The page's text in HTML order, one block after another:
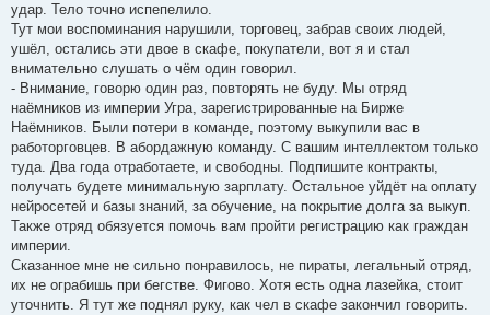
удар. Тело точно испепелило.
Тут мои воспоминания нарушили, торговец, забрав своих людей,
ушёл, остались эти двое в скафе, покупатели, вот я и стал
внимательно слушать о чём один говорил.
- Внимание, говорю один раз, повторять не буду. Мы отряд
наёмников из империи Угра, зарегистрированные на Бирже
Наёмников. Были потери в команде, поэтому выкупили вас в
работорговцев. В абордажную команду. С вашим интеллектом только
туда. Два года отработаете, и свободны. Подпишите контракты,
получать будете минимальную зарплату. Остальное уйдёт на оплату
нейросетей и базы знаний, за обучение, на покрытие долга за выкуп.
Также отряд обязуется помочь вам пройти регистрацию как граждан
империи.
Сказанное мне не сильно понравилось, не пираты, легальный отряд,
их не ограбишь при бегстве. Фигово. Хотя есть одна лазейка, стоит
уточнить. Я тут же поднял руку, как чел в скафе закончил говорить.